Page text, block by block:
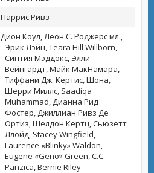
Паррис Ривз
Дион Коул, Леон С. Роджерс мл.,
Эрик Лэйн, Teara Hill Willborn,
Синтия Мэддокс, Элли
Вейнгардт, Майк МакНамара,
Тиффани Дж. Кертис, Шона,
Шерри Миллс, Saadiqa
Muhammad, Дианна Рид
Фостер, Джиллиан Ривз Де
Ортиз, Шелдон Кертц, Сьюзетт
Ллойд, Stacey Wingfield,
Laurence «Blinky» Waldon,
Eugene «Geno» Green, C.C.
Panzica, Bernie Riley